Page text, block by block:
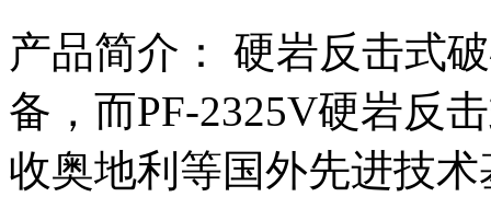
产品简介： 硬岩反击式
备，而PF-2325V硬岩反
收奥地利等国外先进技